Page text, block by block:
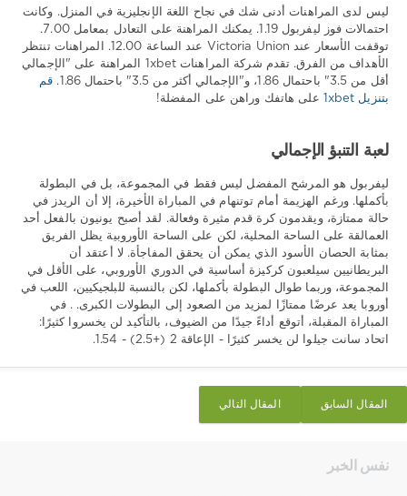
ليس لدى المراهنات أدنى شك في نجاح اللغة الإنجليزية في المنزل. وكانت
احتمالات فوز ليفربول 1.19. يمكنك المراهنة على التعادل بمعامل 7.00.
توقفت الأسعار عند Victoria Union عند الساعة 12.00. المراهنات تنتظر
الأهداف من الفرق. تقدم شركة المراهنات 1xbet المراهنة على "الإجمالي
أقل من 3.5" باحتمال 1.86، و"الإجمالي أكثر من 3.5" باحتمال 1.86.
قم
بتنزيل 1xbet
على هاتفك وراهن على المفضلة!
لعبة التنبؤ الإجمالي
ليفربول هو المرشح المفضل ليس فقط في المجموعة، بل في البطولة
بأكملها. ورغم الهزيمة أمام توتنهام في المباراة الأخيرة، إلا أن الريدز في
حالة ممتازة، ويقدمون كرة قدم مثيرة وفعالة. لقد أصبح يونيون بالفعل أحد
العمالقة على الساحة المحلية، لكن على الساحة الأوروبية يظل الفريق
بمثابة الحصان الأسود الذي يمكن أن يحقق المفاجأة. لا أعتقد أن
البريطانيين سيلعبون كركيزة أساسية في الدوري الأوروبي، على الأقل في
المجموعة، وربما طوال البطولة بأكملها، لكن بالنسبة للبلجيكيين، اللعب في
أوروبا يعد عرضًا ممتازًا لمزيد من الصعود إلى البطولات الكبرى. . في
المباراة المقبلة، أتوقع أداءً جيدًا من الضيوف، بالتأكيد لن يخسروا كثيرًا:
اتحاد سانت جيلوا لن يخسر كثيرًا - الإعاقة 2 (+2.5) - 1.54.
المقال التالي المقال السابق
نفس الخبر